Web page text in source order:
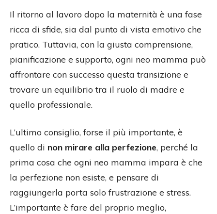
Il ritorno al lavoro dopo la maternità è una fase
ricca di sfide, sia dal punto di vista emotivo che
pratico. Tuttavia, con la giusta comprensione,
pianificazione e supporto, ogni neo mamma può
affrontare con successo questa transizione e
trovare un equilibrio tra il ruolo di madre e
quello professionale.
L’ultimo consiglio, forse il più importante, è
quello di non mirare alla perfezione, perché la
prima cosa che ogni neo mamma impara è che
la perfezione non esiste, e pensare di
raggiungerla porta solo frustrazione e stress.
L’importante è fare del proprio meglio,